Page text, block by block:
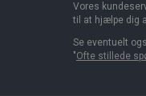
Vores
til at hjælpe dig
Se eventuelt
"Ofte stillede